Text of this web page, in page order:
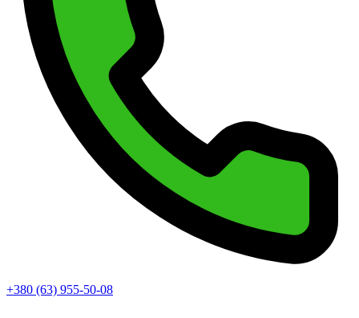
+380 (63) 955-50-08